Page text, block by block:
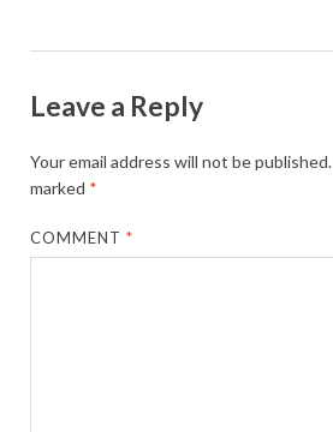
Leave a Reply
Your email address will not be published.
marked *
COMMENT*